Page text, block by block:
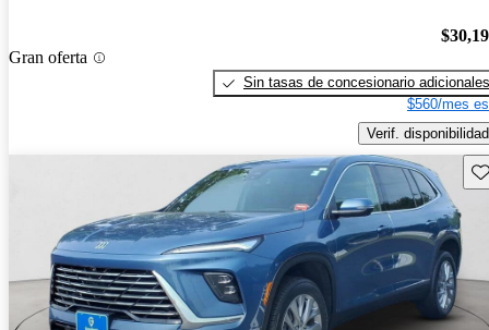
Gran oferta
Sin tasas de concesionario adicionales
$560/mes
Verif. disponibilidad